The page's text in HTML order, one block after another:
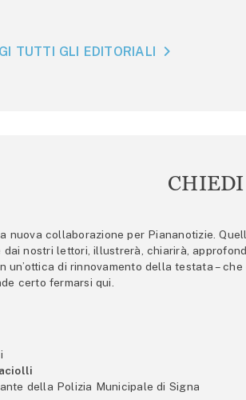
TUTTI GLI EDITORIALI
nuova collaborazione per Piananotizie.
nostri lettori, illustrerà, chiarirà,
un’ottica di rinnovamento della testata –
certo fermarsi qui.
della Polizia Municipale di Signa